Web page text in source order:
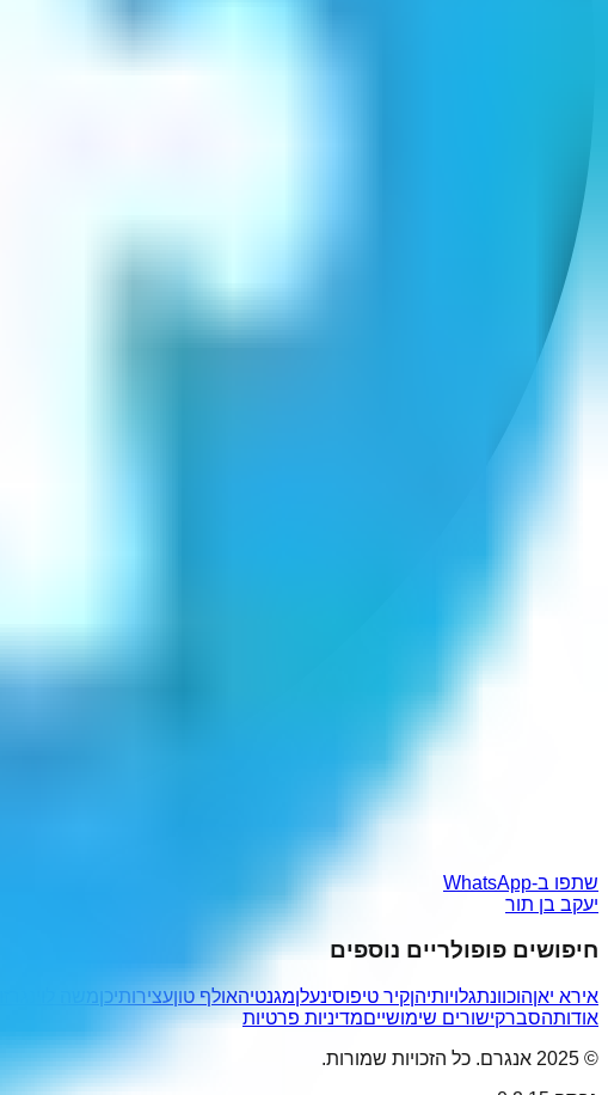
שתפו ב-WhatsApp
יעקב בן תור
חיפושים פופולריים נוספים
אירא יאןהוכוונתגלויותיהןקיר טיפוסינעלןמגנטיהאולף טוןעצירותיכן
אודותהסברקישורים שימושייםמדיניות פרטיות
© 2025 אנגרם. כל הזכויות שמורות.